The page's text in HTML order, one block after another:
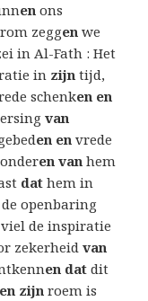
en ons
zeggen we
in Al-Fath : Het
in zijn tijd,
schenken en
van
en en vrede
en van hem
dat hem in
de openbaring
de inspiratie
zekerheidvan
en dat dit
en zijn roem is